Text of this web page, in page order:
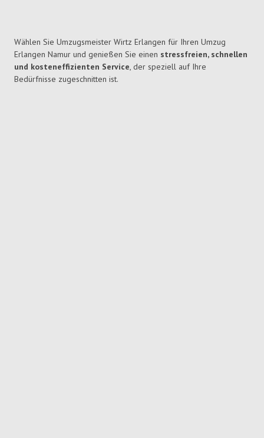
Wählen Sie Umzugsmeister Wirtz Erlangen für Ihren Umzug
Erlangen Namur und genießen Sie einen stressfreien, schnellen
und kosteneffizienten Service, der speziell auf Ihre
Bedürfnisse zugeschnitten ist.